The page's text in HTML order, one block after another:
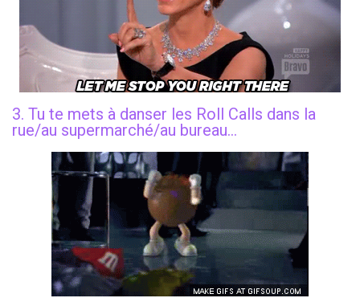
3. Tu te mets à danser les Roll Calls dans la
rue/au supermarché/au bureau…